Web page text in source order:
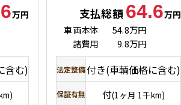
万円
含む)
支払総額 64.6万円
車両本体
54.8万円
諸費用
9.8万円
法定整備付き(車輌価格に含む)
保証有無 付(1ヶ月 1千km)